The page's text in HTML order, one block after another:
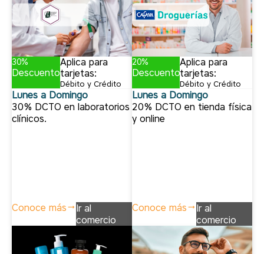
30%
Descuento
Aplica para
tarjetas:
Débito y Crédito
Lunes a Domingo
30% DCTO en laboratorios
clínicos.
Conoce más
Ir al
comercio
20%
Descuento
Aplica para
tarjetas:
Débito y Crédito
Lunes a Domingo
20% DCTO en tienda física
y online
Conoce más
Ir al
comercio